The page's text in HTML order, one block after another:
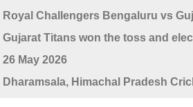
Royal Challengers Bengaluru vs
Gujarat Titans won the toss and
26 May 2026
Dharamsala, Himachal Pradesh